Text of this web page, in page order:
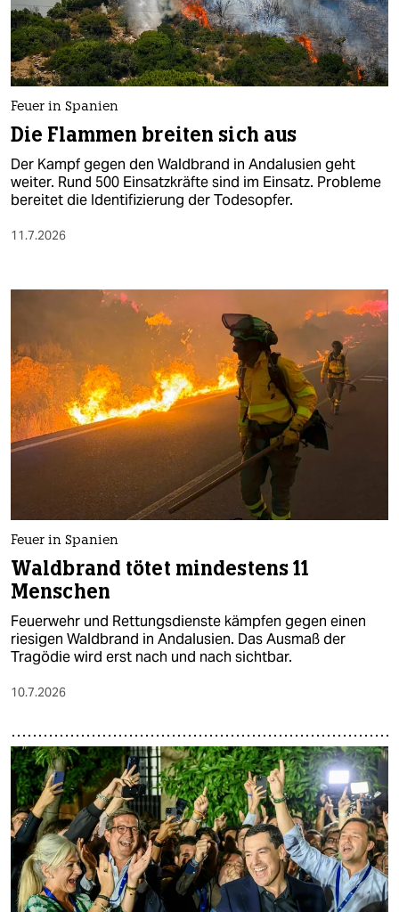
nord
wahrheit
verlag
verlag
veranstaltungen
shop
unterstützen
genossenschaft
epaper login
Feuer in Spanien
Die Flammen breiten sich aus
Der Kampf gegen den Waldbrand in Andalusien geht
weiter. Rund 500 Einsatzkräfte sind im Einsatz. Probleme
bereitet die Identifizierung der Todesopfer.
11.7.2026
Feuer in Spanien
Waldbrand tötet mindestens 11
Menschen
Feuerwehr und Rettungsdienste kämpfen gegen einen
riesigen Waldbrand in Andalusien. Das Ausmaß der
Tragödie wird erst nach und nach sichtbar.
10.7.2026